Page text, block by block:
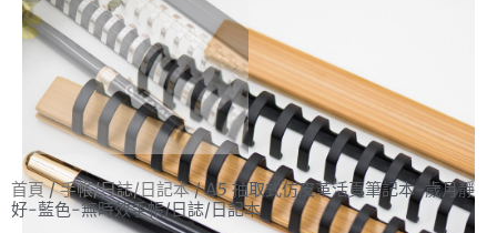
首頁/手帳/日誌/日記本/ A5 抽取式仿皮革活頁筆記本-歲月靜
好-藍色-無時效手帳/日誌/日記本